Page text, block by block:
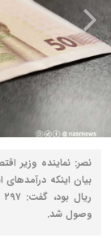
نصر: نماینده وزیر
وصول شد.